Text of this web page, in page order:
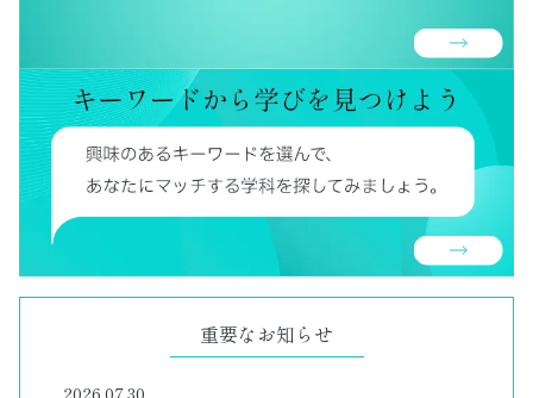
重要なお知らせ
2026.07.30